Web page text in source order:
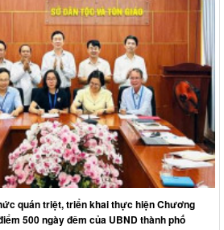
quán triệt, triển khai thực hiện Chương
500 ngày đêm của UBND thành phố